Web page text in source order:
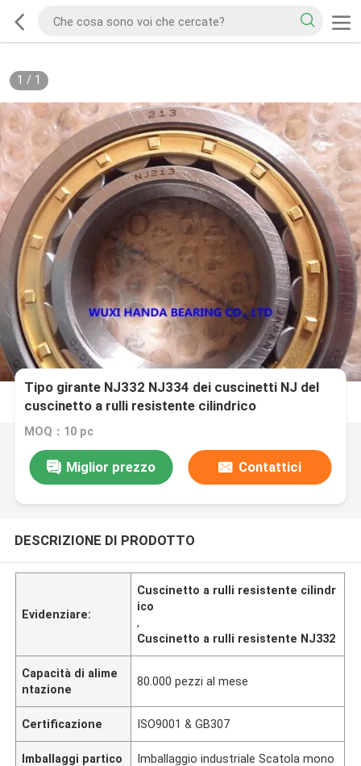
1 / 1
Tipo girante NJ332 NJ334 dei cuscinetti NJ del
cuscinetto a rulli resistente cilindrico
MOQ：10 pc
Miglior prezzo Contattici
DESCRIZIONE DI PRODOTTO
Evidenziare:
Cuscinetto a rulli resistente cilindr
ico
,
Cuscinetto a rulli resistente NJ332
Capacità di alime
ntazione
80.000 pezzi al mese
Certificazione ISO9001 & GB307
Imballaggi partico
Imballaggio industriale Scatola mono